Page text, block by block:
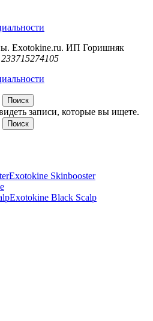
Exotokine.ru. ИП Горишняк
233715274105
Поиск
записи, которые вы ищете.
Поиск
Exotokine Skinbooster
Exotokine Black Scalp